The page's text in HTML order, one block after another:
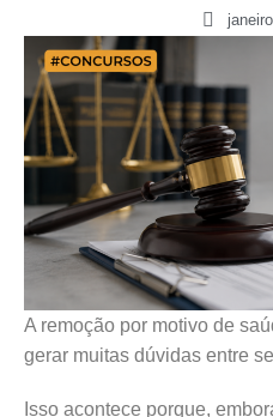
A remoção por motivo de
gerar muitas dúvidas entre
Isso acontece porque,